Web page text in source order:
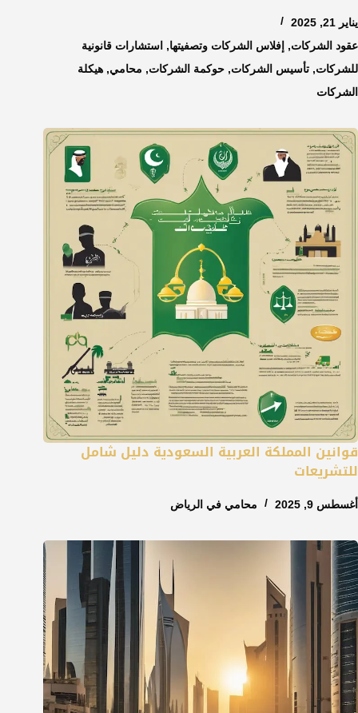
يناير 21, 2025
عقود الشركات, إفلاس الشركات وتصفيتها, استشارات قانونية
للشركات, تأسيس الشركات, حوكمة الشركات, محامي, هيكلة
الشركات
قوانين المملكة العربية السعودية دليل شامل
للتشريعات
أغسطس 9, 2025 محامي في الرياض